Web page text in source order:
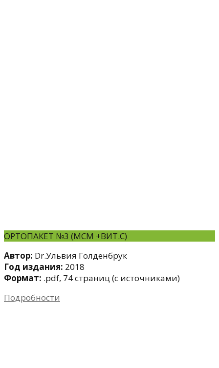
ОРТОПАКЕТ №3 (МСМ +ВИТ.С)
Автор: Dr.Ульвия Голденбрук
Год издания: 2018
Формат: .pdf, 74 страниц (с источниками)
Подробности